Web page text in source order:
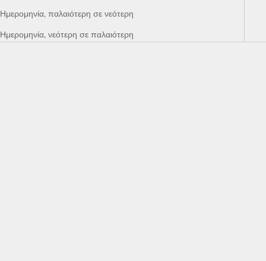
Ημερομηνία, παλαιότερη σε νεότερη
Ημερομηνία, νεότερη σε παλαιότερη